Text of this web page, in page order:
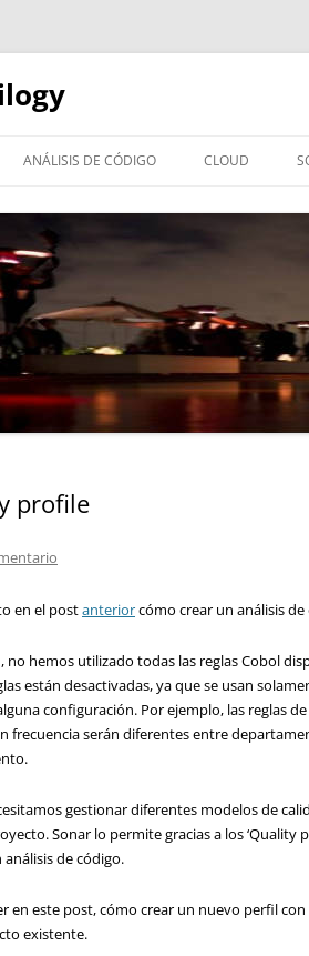
ANÁLISIS DE CÓDIGO CLOUD
profile
en el postanteriorcómo crear un análisis
no hemos utilizado todas las reglas Cobol
están desactivadas, ya que se usan
configuración. Por ejemplo, las reglas
frecuencia serán diferentes entre
gestionar diferentes modelos de
Sonar lo permite gracias a los ‘Quality
de código.
en este post, cómo crear un nuevo perfil
existente.